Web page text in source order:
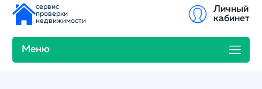
сервис
проверки
недвижимости
Меню
Личный
кабинет